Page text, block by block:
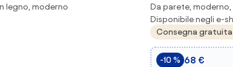
a mano Cloud
legno, moderno
avorio
Da parete,
Disponibile negli e-
Consegna gratuita
-10 % 68 €